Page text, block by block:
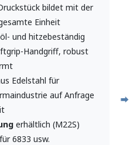
bildet mit der
Einheit
und hitzebeständig
Handgriff, robust
Edelstahl für
auf Anfrage
erhältlich (M22S)
6833 usw.